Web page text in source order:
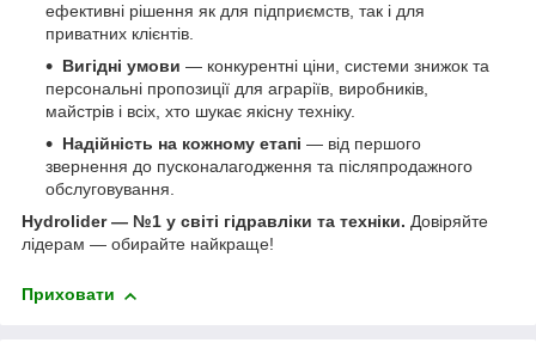
ефективні рішення як для підприємств, так і для
приватних клієнтів.
Вигідні умови — конкурентні ціни, системи знижок та
персональні пропозиції для аграріїв, виробників,
майстрів і всіх, хто шукає якісну техніку.
Надійність на кожному етапі — від першого
звернення до пусконалагодження та післяпродажного
обслуговування.
Hydrolider — №1 у світі гідравліки та техніки. Довіряйте
лідерам — обирайте найкраще!
Приховати